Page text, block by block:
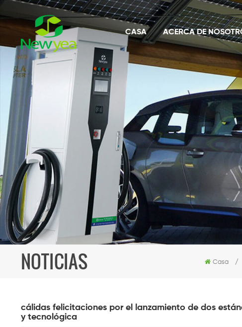
CASA ACERCA DE
NOTICIAS Casa /
cálidas felicitaciones por el lanzamiento de dos
y tecnológica